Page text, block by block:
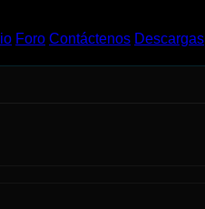
Foro Contáctenos Descargas